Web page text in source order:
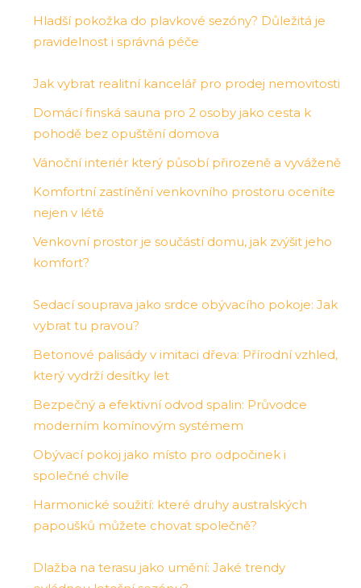
Hladší pokožka do plavkové sezóny? Důležitá je
pravidelnost i správná péče
Jak vybrat realitní kancelář pro prodej nemovitosti
Domácí finská sauna pro 2 osoby jako cesta k
pohodě bez opuštění domova
Vánoční interiér který působí přirozeně a vyváženě
Komfortní zastínění venkovního prostoru oceníte
nejen v létě
Venkovní prostor je součástí domu, jak zvýšit jeho
komfort?
Sedací souprava jako srdce obývacího pokoje: Jak
vybrat tu pravou?
Betonové palisády v imitaci dřeva: Přírodní vzhled,
který vydrží desítky let
Bezpečný a efektivní odvod spalin: Průvodce
moderním komínovým systémem
Obývací pokoj jako místo pro odpočinek i
společné chvíle
Harmonické soužití: které druhy australských
papoušků můžete chovat společně?
Dlažba na terasu jako umění: Jaké trendy